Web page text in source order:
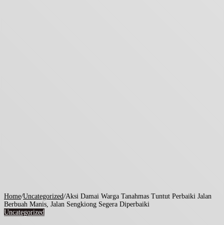
Home/Uncategorized/Aksi Damai Warga Tanahmas Tuntut Perbaiki Jalan
Berbuah Manis, Jalan Sengkiong Segera Diperbaiki
Uncategorized